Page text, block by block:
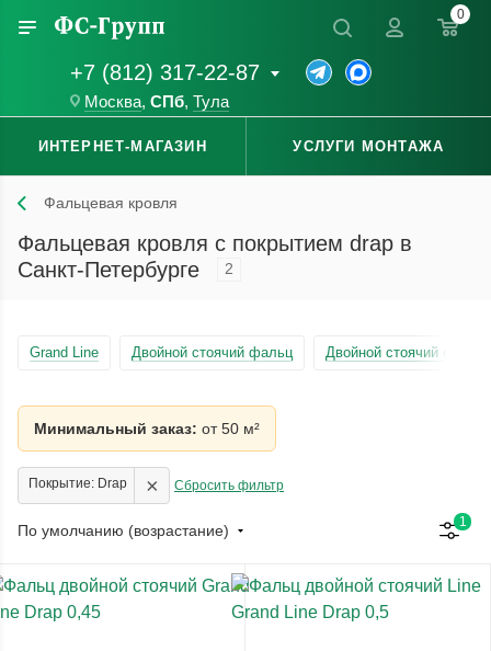
+7 (812) 317-22-87
Москва, СПб, Тула
0
ИНТЕРНЕТ-МАГАЗИН УСЛУГИ МОНТАЖА
Фальцевая кровля
Фальцевая кровля с покрытием drap в
Санкт-Петербурге
2
Grand Line Двойной стоячий фальц Двойной стоячий фальц
Минимальный заказ: от 50 м²
Покрытие: Drap × Сбросить фильтр
По умолчанию (возрастание) 1